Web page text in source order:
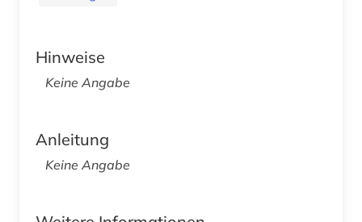
Hinweise
Keine Angabe
Anleitung
Keine Angabe